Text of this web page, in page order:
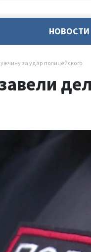
НОВОСТИ
за удар полицейского